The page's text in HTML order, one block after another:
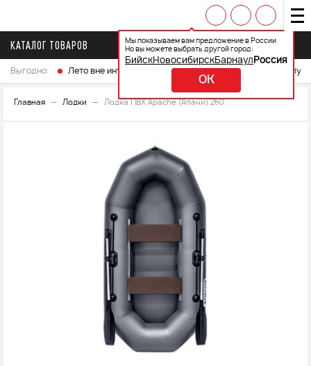
Мы показываем вам предложение в России
Но вы можете выбрать другой город:
БийскНовосибирскБарнаул Россия
OK
КАТАЛОГ ТОВАРОВ
Выгодно: Лето вне интренета Выберите свой мотоцикл и
Главная Лодки Лодка ПВХ Apache (Апачи) 260